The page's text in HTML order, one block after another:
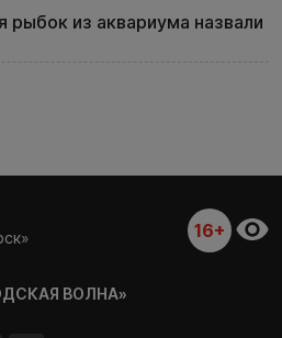
рыбок из аквариума назвали
16+
ВОЛНА»